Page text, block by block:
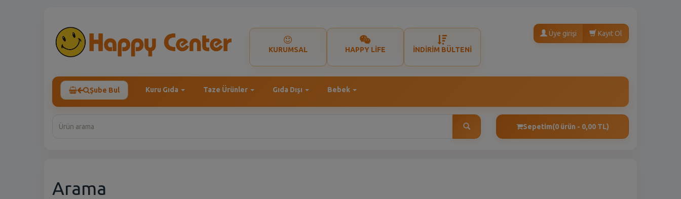
KURUMSAL HAPPY LİFE İNDİRİM BÜLTENİ
Üye girişi Kayıt Ol
Şube Bul Kuru Gıda Taze Ürünler Gıda Dışı Bebek
Sepetim(0 ürün - 0,00 TL)
Arama